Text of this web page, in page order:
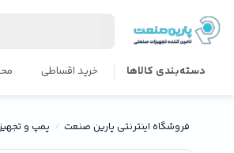
دسته‌بندی کالاها خرید اقساطی
فروشگاه اینترنتی پارین صنعت پمپ و